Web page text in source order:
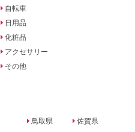
自転車
日用品
化粧品
アクセサリー
その他
鳥取県
佐賀県